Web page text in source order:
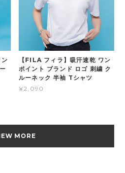
【FILA フィラ】吸汗速乾 ワン
ポイント ブランド ロゴ 刺繍 ク
ルーネック 半袖 Tシャツ
¥2,090
MORE